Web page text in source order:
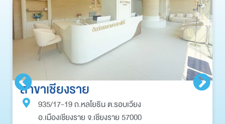
สาขาเชียงราย
935/17-19 ถ.หลโยธิน ต.รอบเวียง
อ.เมืองเชียงราย จ.เชียงราย 57000